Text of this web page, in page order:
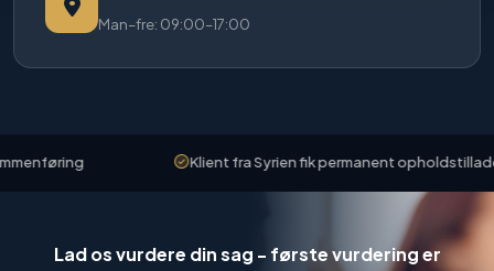
Man–fre: 09:00–17:00
Klient fra Syrien fik permanent opholdstilladelse
Lad os vurdere din sag - første vurdering er